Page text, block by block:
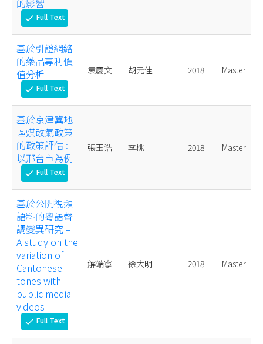
的影響
check Full Text
基於引證網絡
的藥品專利價
值分析
check Full Text
袁慶文 胡元佳 2018. Master
基於京津冀地
區煤改氣政策
的政策評估 :
以邢台市為例
check Full Text
張玉浩 李桃 2018. Master
基於公開視頻
語料的粵語聲
調變異研究 =
A study on the
variation of
Cantonese
tones with
public media
videos
check Full Text
解端寧 徐大明 2018. Master